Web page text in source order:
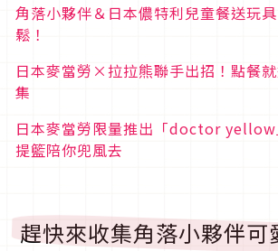
角落小夥伴＆日本儂特利兒童餐送玩
鬆！
日本麥當勞×拉拉熊聯手出招！點餐
集
日本麥當勞限量推出「doctor yellow
提籃陪你兜風去
趕快來收集角落小夥伴可